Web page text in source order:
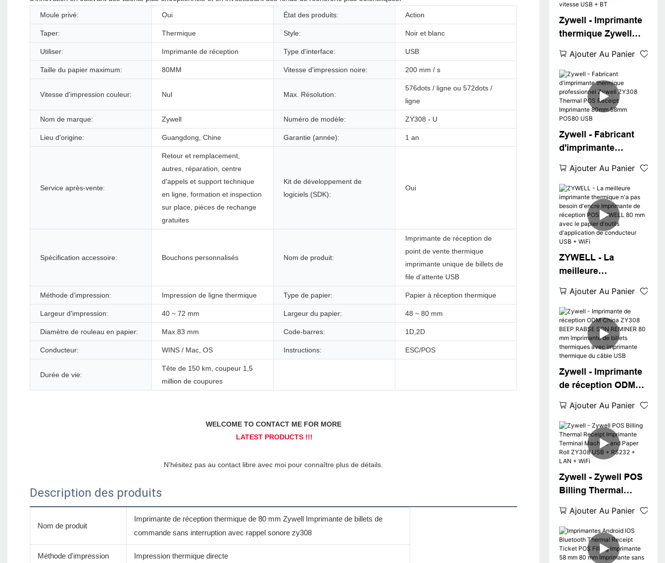
Zywell - Imprimante
thermique Zywell
POS de réception
Bluetooth ZY308 58
mm 80 mm 260 mm /
s imprimante haute
vitesse USB + BT
Ajouter Au Panier
Zywell - Fabricant
d'imprimante
professionnel Zywell
ZY308 Thermal POS
Receipt Imprimante
80mm 58mm POS80
USB
Ajouter Au Panier
ZYWELL - La
meilleure
thermique n'a pas
besoin d'encre
Imprimante de
réception POS
ZYWELL 80 mm
d'outils d'application
de conducteur USB
+ WiFi
Ajouter Au Panier
Zywell - Imprimante
de réception ODM
RABSE SON
REMINER 80 mm
Imprimante de
billets thermiques
avec imprimante
thermique du câble
USB
Ajouter Au Panier
Zywell - Zywell POS
Billing Thermal
Terminal Machine
and Paper Roll
ZY308 USB + RS232
+ LAN + WiFi
Ajouter Au Panier
Moule privé: Oui État des produits: Action
Taper: Thermique Style: Noir et blanc
Utiliser: Imprimante de réception Type d'interface: USB
Taille du papier maximum: 80MM Vitesse d'impression noire: 200 mm / s
Vitesse d'impression couleur: Nul Max. Résolution:
576dots / ligne ou 572dots /
ligne
Nom de marque: Zywell Numéro de modèle: ZY308 - U
Lieu d'origine: Guangdong, Chine Garantie (année): 1 an
Service après-vente:
Retour et remplacement,
autres, réparation, centre
d'appels et support technique
en ligne, formation et inspection
sur place, pièces de rechange
gratuites
Kit de développement de
logiciels (SDK):
Oui
Spécification accessoire: Bouchons personnalisés Nom de produit:
Imprimante de réception de
point de vente thermique
imprimante unique de billets de
file d'attente USB
Méthode d'impression: Impression de ligne thermique Type de papier: Papier à réception thermique
Largeur d'impression: 40 ~ 72 mm Largeur du papier: 48 ~ 80 mm
Diamètre de rouleau en papier: Max.83 mm Code-barres: 1D,2D
Conducteur: WINS / Mac, OS Instructions: ESC/POS
Durée de vie:
Tête de 150 km, coupeur 1,5
million de coupures
Description des produits
Nom de produit
Imprimante de réception thermique de 80 mm Zywell Imprimante de billets de
commande sans interruption avec rappel sonore zy308
Méthode d'impression Impression thermique directe